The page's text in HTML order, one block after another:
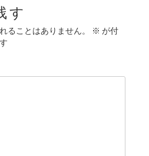
す
ることはありません。 ※ が付